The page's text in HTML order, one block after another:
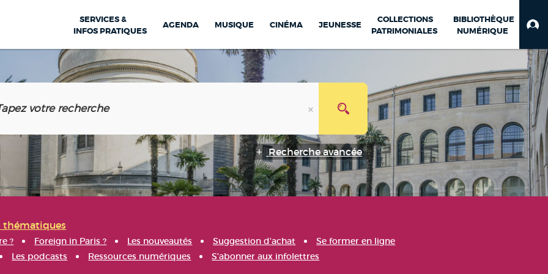
SERVICES &
INFOS PRATIQUES
AGENDA MUSIQUE CINÉMA JEUNESSE
COLLECTIONS
PATRIMONIALES
BIBLIOTHÈQUE
NUMÉRIQUE
Recherche avancée
thématiques
? Foreign in Paris ? Les nouveautés Suggestion d'achat
Se former en ligne
Les podcasts Ressources numériques S'abonner aux infolettres